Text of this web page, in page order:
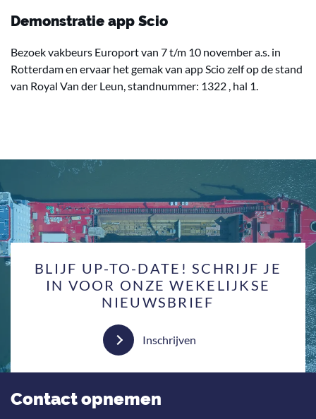
Demonstratie app Scio
Bezoek vakbeurs Europort van 7 t/m 10 november a.s. in
Rotterdam en ervaar het gemak van app Scio zelf op de stand
van Royal Van der Leun, standnummer: 1322 , hal 1.
BLIJF UP-TO-DATE! SCHRIJF JE
IN VOOR ONZE WEKELIJKSE
NIEUWSBRIEF
Inschrijven
Contact opnemen